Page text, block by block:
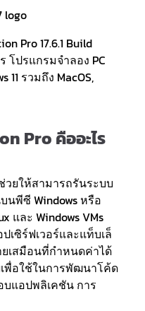
Pro 17.6.1 Build
โปรแกรมจำลอง PC
รวมถึง MacOS,
Pro คืออะไร
วยให้สามารถรันระบบ
พีซี Windows หรือ
และ Windows VMs
เซิร์ฟเวอร์และแท็บเล็
เสมือนที่กำหนดค่าได้
พื่อใช้ในการพัฒนาโค้ด
แอปพลิเคชัน การ